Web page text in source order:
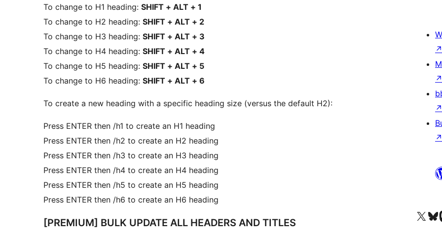
To change to H1 heading: SHIFT + ALT + 1
To change to H2 heading: SHIFT + ALT + 2
To change to H3 heading: SHIFT + ALT + 3
To change to H4 heading: SHIFT + ALT + 4
To change to H5 heading: SHIFT + ALT + 5
To change to H6 heading: SHIFT + ALT + 6
To create a new heading with a specific heading size (versus the default H2):
Press ENTER then /h1 to create an H1 heading
Press ENTER then /h2 to create an H2 heading
Press ENTER then /h3 to create an H3 heading
Press ENTER then /h4 to create an H4 heading
Press ENTER then /h5 to create an H5 heading
Press ENTER then /h6 to create an H6 heading
[PREMIUM] BULK UPDATE ALL HEADERS AND TITLES
↗
↗
↗
↗
Odwiedź nasze